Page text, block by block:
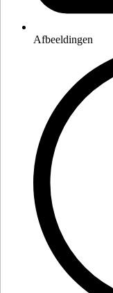
Afbeeldingen